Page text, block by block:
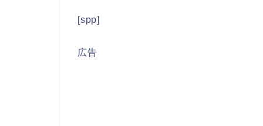
[spp]
広告